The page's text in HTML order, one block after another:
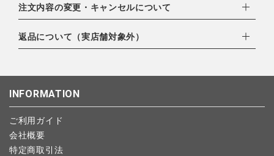
ブランド
全ての商品
特集
ご利用ガイド
お問い合わせ
EXPRESS,Diners Club）
・amazonペイメント
・楽天ペイ
・PayPay
配達業者：日本郵便
北海道：1,400円
注文内容の変更・キャンセルについて
ご注文日当日から翌日のAM9:00までにご連絡頂いた場合はキャ
ンセルは可能です。
します。
予約商品など一部キャンセルが出来ない場合がございます。あら
かじめご了承ください。
返品について（実店舗対象外）
こちら よりご依頼ください。
INFORMATION
ご利用ガイド
会社概要
特定商取引法